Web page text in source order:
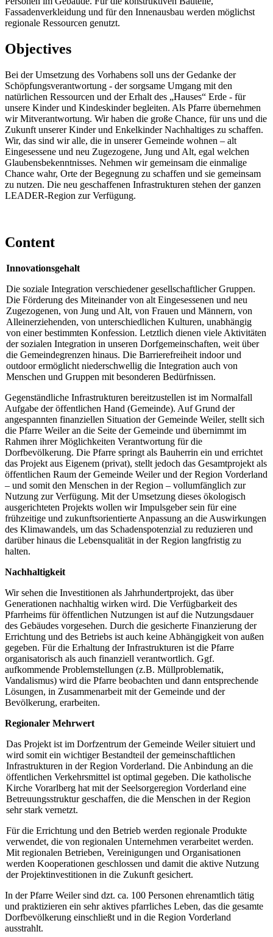
Fassadenverkleidung und für den Innenausbau werden möglichst
regionale Ressourcen genutzt.
Objectives
Bei der Umsetzung des Vorhabens soll uns der Gedanke der
Schöpfungsverantwortung - der sorgsame Umgang mit den
natürlichen Ressourcen und der Erhalt des „Hauses“ Erde - für
unsere Kinder und Kindeskinder begleiten. Als Pfarre übernehmen
wir Mitverantwortung. Wir haben die große Chance, für uns und die
Zukunft unserer Kinder und Enkelkinder Nachhaltiges zu schaffen.
Wir, das sind wir alle, die in unserer Gemeinde wohnen – alt
Eingesessene und neu Zugezogene, Jung und Alt, egal welchen
Glaubensbekenntnisses. Nehmen wir gemeinsam die einmalige
Chance wahr, Orte der Begegnung zu schaffen und sie gemeinsam
zu nutzen. Die neu geschaffenen Infrastrukturen stehen der ganzen
LEADER-Region zur Verfügung.
Content
Innovationsgehalt
Die soziale Integration verschiedener gesellschaftlicher Gruppen.
Die Förderung des Miteinander von alt Eingesessenen und neu
Zugezogenen, von Jung und Alt, von Frauen und Männern, von
Alleinerziehenden, von unterschiedlichen Kulturen, unabhängig
von einer bestimmten Konfession. Letztlich dienen viele Aktivitäten
der sozialen Integration in unseren Dorfgemeinschaften, weit über
die Gemeindegrenzen hinaus. Die Barrierefreiheit indoor und
outdoor ermöglicht niederschwellig die Integration auch von
Menschen und Gruppen mit besonderen Bedürfnissen.
Gegenständliche Infrastrukturen bereitzustellen ist im Normalfall
Aufgabe der öffentlichen Hand (Gemeinde). Auf Grund der
angespannten finanziellen Situation der Gemeinde Weiler, stellt sich
die Pfarre Weiler an die Seite der Gemeinde und übernimmt im
Rahmen ihrer Möglichkeiten Verantwortung für die
Dorfbevölkerung. Die Pfarre springt als Bauherrin ein und errichtet
das Projekt aus Eigenem (privat), stellt jedoch das Gesamtprojekt als
öffentlichen Raum der Gemeinde Weiler und der Region Vorderland
– und somit den Menschen in der Region – vollumfänglich zur
Nutzung zur Verfügung. Mit der Umsetzung dieses ökologisch
ausgerichteten Projekts wollen wir Impulsgeber sein für eine
frühzeitige und zukunftsorientierte Anpassung an die Auswirkungen
des Klimawandels, um das Schadenspotenzial zu reduzieren und
darüber hinaus die Lebensqualität in der Region langfristig zu
halten.
Nachhaltigkeit
Wir sehen die Investitionen als Jahrhundertprojekt, das über
Generationen nachhaltig wirken wird. Die Verfügbarkeit des
Pfarrheims für öffentlichen Nutzungen ist auf die Nutzungsdauer
des Gebäudes vorgesehen. Durch die gesicherte Finanzierung der
Errichtung und des Betriebs ist auch keine Abhängigkeit von außen
gegeben. Für die Erhaltung der Infrastrukturen ist die Pfarre
organisatorisch als auch finanziell verantwortlich. Ggf.
aufkommende Problemstellungen (z.B. Müllproblematik,
Vandalismus) wird die Pfarre beobachten und dann entsprechende
Lösungen, in Zusammenarbeit mit der Gemeinde und der
Bevölkerung, erarbeiten.
Regionaler Mehrwert
Das Projekt ist im Dorfzentrum der Gemeinde Weiler situiert und
wird somit ein wichtiger Bestandteil der gemeinschaftlichen
Infrastrukturen in der Region Vorderland. Die Anbindung an die
öffentlichen Verkehrsmittel ist optimal gegeben. Die katholische
Kirche Vorarlberg hat mit der Seelsorgeregion Vorderland eine
Betreuungsstruktur geschaffen, die die Menschen in der Region
sehr stark vernetzt.
Für die Errichtung und den Betrieb werden regionale Produkte
verwendet, die von regionalen Unternehmen verarbeitet werden.
Mit regionalen Betrieben, Vereinigungen und Organisationen
werden Kooperationen geschlossen und damit die aktive Nutzung
der Projektinvestitionen in die Zukunft gesichert.
In der Pfarre Weiler sind dzt. ca. 100 Personen ehrenamtlich tätig
und praktizieren ein sehr aktives pfarrliches Leben, das die gesamte
Dorfbevölkerung einschließt und in die Region Vorderland
ausstrahlt.